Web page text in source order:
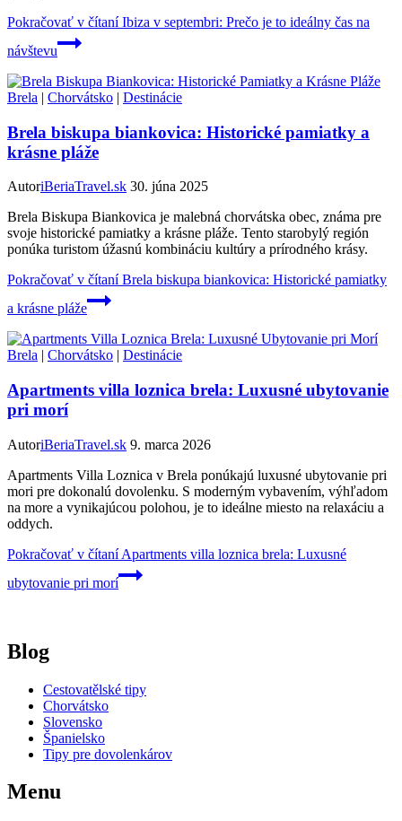
Pokračovať v čítaníIbiza v septembri: Prečo je to ideálny čas na
návštevu
Brela | Chorvátsko | Destinácie
Brela biskupa biankovica: Historické pamiatky a
krásne pláže
AutoriBeriaTravel.sk 30. júna 2025
Brela Biskupa Biankovica je malebná chorvátska obec, známa pre
svoje historické pamiatky a krásne pláže. Tento starobylý región
ponúka turistom úžasnú kombináciu kultúry a prírodného krásy.
Pokračovať v čítaníBrela biskupa biankovica: Historické pamiatky
a krásne pláže
Brela | Chorvátsko | Destinácie
Apartments villa loznica brela: Luxusné ubytovanie
pri morí
AutoriBeriaTravel.sk 9. marca 2026
Apartments Villa Loznica v Brela ponúkajú luxusné ubytovanie pri
mori pre dokonalú dovolenku. S moderným vybavením, výhľadom
na more a vynikajúcou polohou, je to ideálne miesto na relaxáciu a
oddych.
Pokračovať v čítaníApartments villa loznica brela: Luxusné
ubytovanie pri morí
Blog
Cestovatělské tipy
Chorvátsko
Slovensko
Španielsko
Tipy pre dovolenkárov
Menu